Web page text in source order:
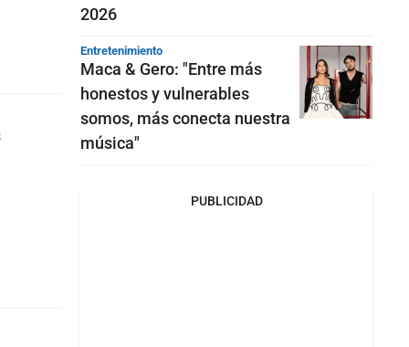
2026
Entretenimiento
Maca & Gero: "Entre más
honestos y vulnerables
somos, más conecta nuestra
música"
PUBLICIDAD